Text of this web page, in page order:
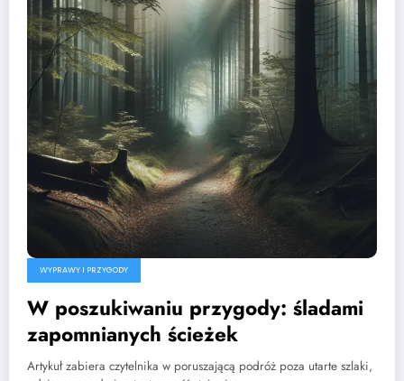
WYPRAWY I PRZYGODY
W poszukiwaniu przygody: śladami
zapomnianych ścieżek
Artykuł zabiera czytelnika w poruszającą podróż poza utarte szlaki,